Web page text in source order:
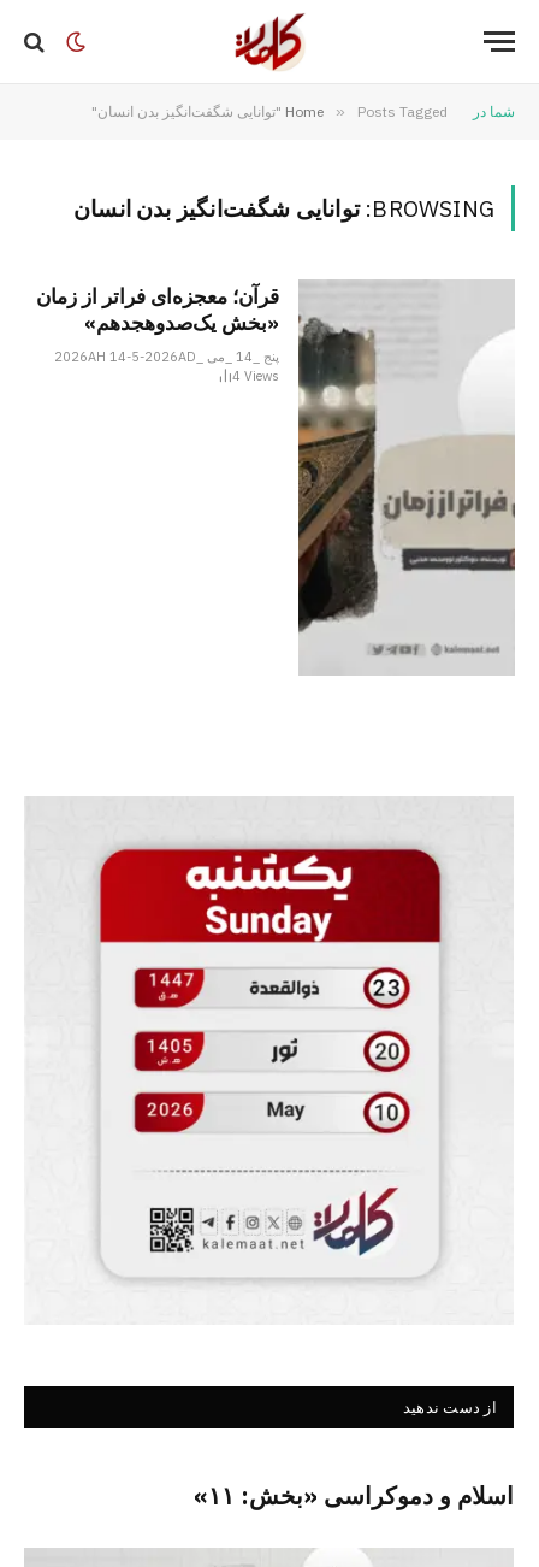
شما در Home » Posts Tagged "توانایی شگفت‌انگیز بدن انسان"
BROWSING: توانایی شگفت‌انگیز بدن انسان
قرآن؛ معجزه‌ای فراتر از زمان
«بخش یک‌صدوهجدهم»
پنج _14 _می _2026AH 14-5-2026AD
4Views
از دست ندهید
اسلام و دموکراسی «بخش: ۱۱»